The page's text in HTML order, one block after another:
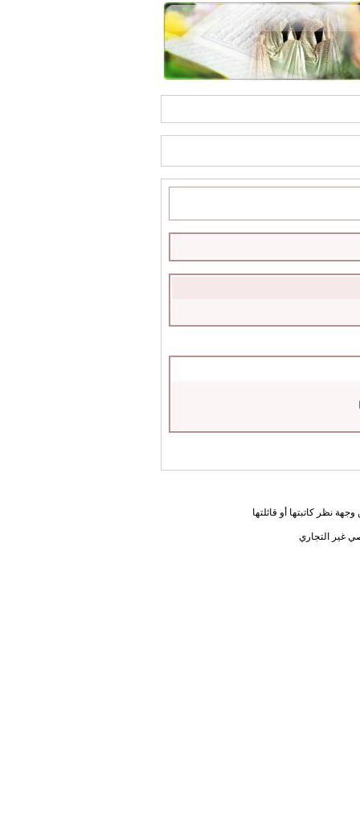
نظر كاتبتها أو قائلتها
غير التجاري